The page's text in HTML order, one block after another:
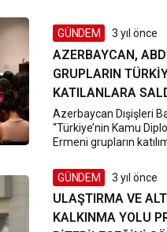
GÜNDEM 3 yıl önce
AZERBAYCAN,
GRUPLARIN
KATILANLARA
Azerbaycan Dışişleri
“Türkiye’nin Kamu
Ermeni grupların
GÜNDEM 3 yıl önce
ULAŞTIRMA VE
KALKINMA YOLU